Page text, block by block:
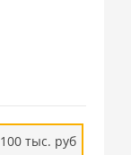
тыс. руб